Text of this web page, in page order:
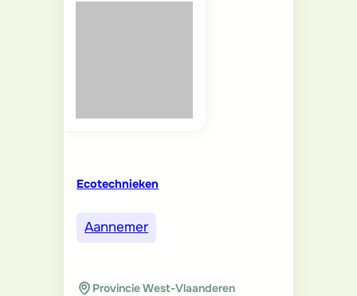
Ecotechnieken
Aannemer
Provincie West-Vlaanderen